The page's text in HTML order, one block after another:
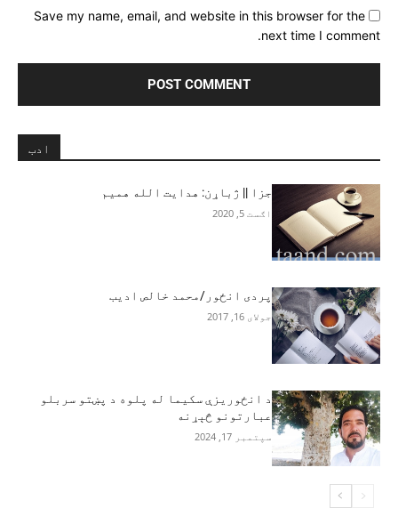
Save my name, email, and website in this browser for the
next time I comment.
ادب
جزا || ژباړن: هدايت الله هميم
اګست 5, 2020
پردی انځور/محمد خالص ادیب
جولای 16, 2017
د انځوریزې سکیما له پلوه د پښتو سربلو
عبارتونو څېړنه
سپتمبر 17, 2024